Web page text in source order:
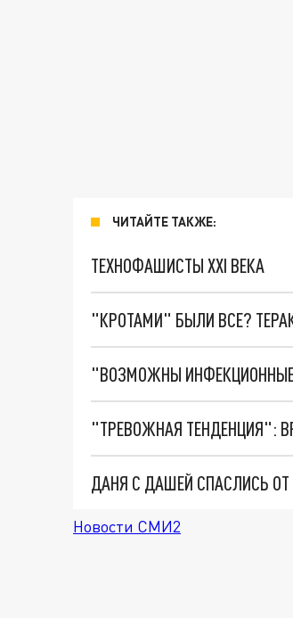
ЧИТАЙТЕ ТАКЖЕ:
ТЕХНОФАШИСТЫ XXI ВЕКА
"КРОТАМИ" БЫЛИ ВСЕ?
ДАНЯ С ДАШЕЙ СПАСЛИСЬ
Новости СМИ2